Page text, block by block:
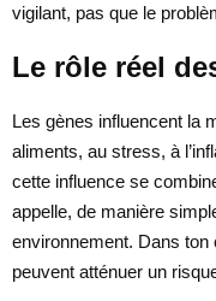
vigilant, pas que le
Le rôle réel
Les gènes influencent la
aliments, au stress, à
cette influence se
appelle, de manière
environnement. Dans ton
peuvent atténuer un